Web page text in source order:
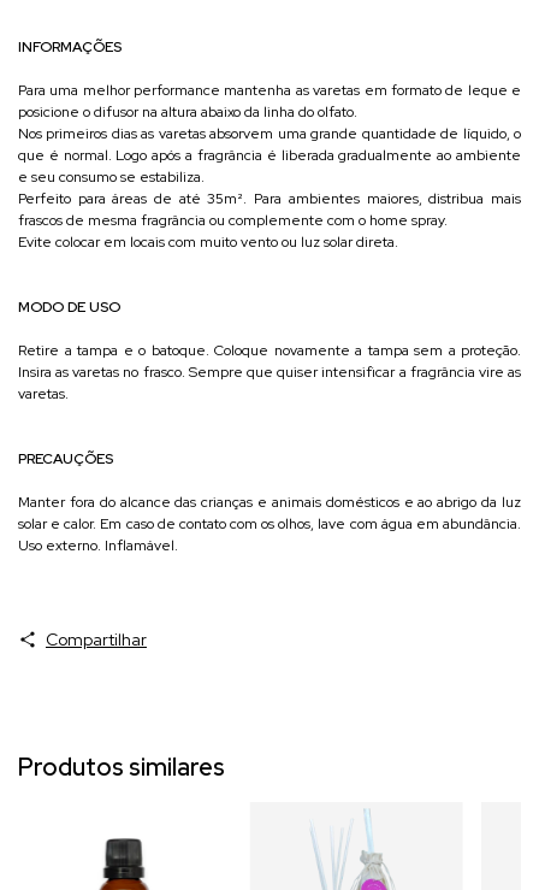
INFORMAÇÕES
Para uma melhor performance mantenha as varetas em formato de leque e
posicione o difusor na altura abaixo da linha do olfato.
Nos primeiros dias as varetas absorvem uma grande quantidade de líquido, o
que é normal. Logo após a fragrância é liberada gradualmente ao ambiente
e seu consumo se estabiliza.
Perfeito para áreas de até 35m². Para ambientes maiores, distribua mais
frascos de mesma fragrância ou complemente com o home spray.
Evite colocar em locais com muito vento ou luz solar direta.
MODO DE USO
Retire a tampa e o batoque. Coloque novamente a tampa sem a proteção.
Insira as varetas no frasco. Sempre que quiser intensificar a fragrância vire as
varetas.
PRECAUÇÕES
Manter fora do alcance das crianças e animais domésticos e ao abrigo da luz
solar e calor. Em caso de contato com os olhos, lave com água em abundância.
Uso externo. Inflamável.
Compartilhar
Produtos similares